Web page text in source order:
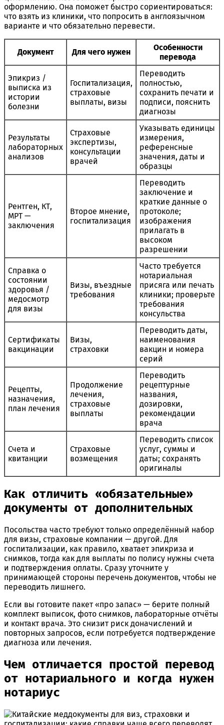
оформлению. Она поможет быстро сориентироваться:
что взять из клиники, что попросить в англоязычном
варианте и что обязательно перевести.
Документ Для чего нужен
Особенности
перевода
Эпикриз /
выписка из
истории
болезни
Госпитализация,
страховые
выплаты, визы
Переводить
полностью,
сохранить печати и
подписи, пояснить
диагнозы
Результаты
лабораторных
анализов
Страховые
экспертизы,
консультации
врачей
Указывать единицы
измерения,
референсные
значения, даты и
образцы
Рентген, КТ,
МРТ —
заключения
Второе мнение,
госпитализация
Переводить
заключение и
краткие данные о
протоколе;
изображения
прилагать в
высоком
разрешении
Справка о
состоянии
здоровья /
медосмотр
для визы
Визы, въездные
требования
Часто требуется
нотариальная
присяга или печать
клиники; проверьте
требования
консульства
Сертификаты
вакцинации
Визы,
страховки
Переводить даты,
наименования
вакцин и номера
серий
Рецепты,
назначения,
план лечения
Продолжение
лечения,
страховые
выплаты
Переводить
рецептурные
названия,
дозировки,
рекомендации
врача
Счета и
квитанции
Страховые
возмещения
Переводить список
услуг, суммы и
даты; сохранять
оригиналы
Как отличить «обязательные»
документы от дополнительных
Посольства часто требуют только определённый набор
для визы, страховые компании — другой. Для
госпитализации, как правило, хватает эпикриза и
снимков, тогда как для выплаты по полису нужны счета
и подтверждения оплаты. Сразу уточните у
принимающей стороны перечень документов, чтобы не
переводить лишнего.
Если вы готовите пакет «про запас» — берите полный
комплект выписок, фото снимков, лабораторные отчёты
и контакт врача. Это снизит риск доначислений и
повторных запросов, если потребуется подтверждение
диагноза или лечения.
Чем отличается простой перевод
от нотариального и когда нужен
нотариус